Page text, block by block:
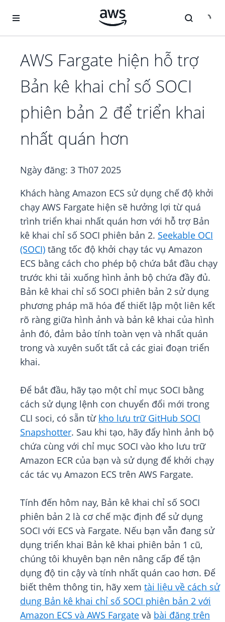
AWS Fargate hiện hỗ trợ
Bản kê khai chỉ số SOCI
phiên bản 2 để triển khai
nhất quán hơn
Ngày đăng: 3 Th07 2025
Khách hàng Amazon ECS sử dụng chế độ khởi
chạy AWS Fargate hiện sẽ hưởng lợi từ quá
trình triển khai nhất quán hơn với hỗ trợ Bản
kê khai chỉ số SOCI phiên bản 2. Seekable OCI
(SOCI) tăng tốc độ khởi chạy tác vụ Amazon
ECS bằng cách cho phép bộ chứa bắt đầu chạy
trước khi tải xuống hình ảnh bộ chứa đầy đủ.
Bản kê khai chỉ số SOCI phiên bản 2 sử dụng
phương pháp mã hóa để thiết lập một liên kết
rõ ràng giữa hình ảnh và bản kê khai của hình
ảnh đó, đảm bảo tính toàn vẹn và nhất quán
trong và xuyên suốt tất cả các giai đoạn triển
khai.
Để bắt đầu, hãy tạo một chỉ mục SOCI bằng
cách sử dụng lệnh con chuyển đổi mới trong
CLI soci, có sẵn từ kho lưu trữ GitHub SOCI
Snapshotter. Sau khi tạo, hãy đẩy hình ảnh bộ
chứa cùng với chỉ mục SOCI vào kho lưu trữ
Amazon ECR của bạn và sử dụng để khởi chạy
các tác vụ Amazon ECS trên AWS Fargate.
Tính đến hôm nay, Bản kê khai chỉ số SOCI
phiên bản 2 là cơ chế mặc định để sử dụng
SOCI với ECS và Fargate. Nếu bạn vẫn đang sử
dụng triển khai Bản kê khai phiên bản 1 cũ,
chúng tôi khuyên bạn nên nâng cấp để tận
dụng độ tin cậy và tính nhất quán cao hơn. Để
biết thêm thông tin, hãy xem tài liệu về cách sử
dụng Bản kê khai chỉ số SOCI phiên bản 2 với
Amazon ECS và AWS Fargate và bài đăng trên